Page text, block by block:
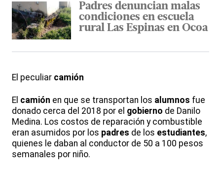
Padres denuncian malas
condiciones en escuela
rural Las Espinas en Ocoa
El peculiar camión
El camión en que se transportan los alumnos fue
donado cerca del 2018 por el gobierno de Danilo
Medina. Los costos de reparación y combustible
eran asumidos por los padres de los estudiantes,
quienes le daban al conductor de 50 a 100 pesos
semanales por niño.